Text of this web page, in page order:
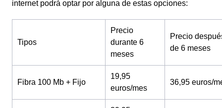
internet podrá optar por alguna de estas opciones:
Tipos
Precio
durante 6
meses
Precio
de 6 meses
Fibra 100 Mb + Fijo
19,95
euros/mes
36,95 euros/